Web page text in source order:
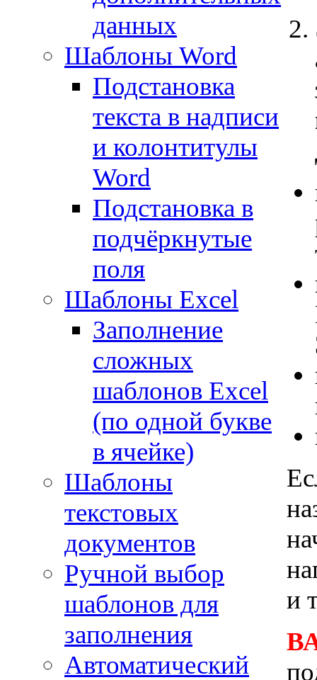
данных
Шаблоны Word
Подстановка
текста в надписи
и колонтитулы
Word
Подстановка в
подчёркнутые
поля
Шаблоны Excel
Заполнение
сложных
шаблонов Excel
(по одной букве
в ячейке)
Шаблоны
текстовых
документов
Ручной выбор
шаблонов для
заполнения
Автоматический
и